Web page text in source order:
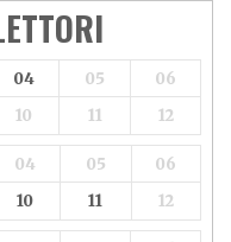
04 05
06
10 11 12
04 05
06
10 11 12